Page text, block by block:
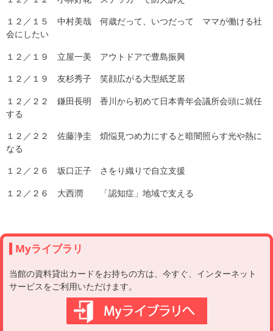
１２／１５ 中村美哉 何歳だって、いつだって ママが働ける社
会にしたい
１２／１９ 立屋一美 アウトドアで豊島振興
１２／１９ 友杉秀子 笑顔広がる大型紙芝居
１２／２２ 鎌田長明 香川から初めて日本青年会議所会頭に就任
する
１２／２２ 佐藤浄圭 煩悩見つめ力にすると暗闇照らす光や熱に
なる
１２／２６ 坂口正子 さをり織りで自立支援
１２／２６ 大西潤 「認知症」地域で支える
Myライブラリ
当館の資料貸出カードをお持ちの方は、今すぐ、インターネット
サービスをご利用いただけます。